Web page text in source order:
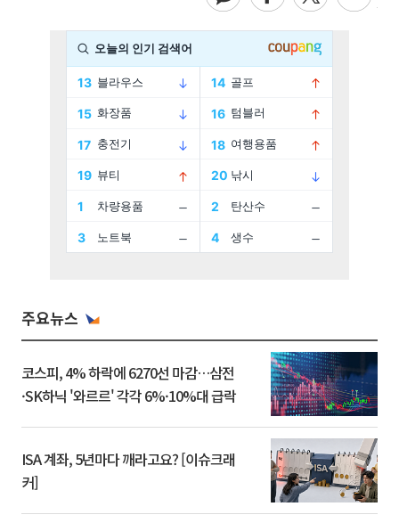
주요뉴스
코스피, 4% 하락에 6270선 마감…삼전
·SK하닉 '와르르' 각각 6%·10%대 급락
ISA 계좌, 5년마다 깨라고요? [이슈크래
커]